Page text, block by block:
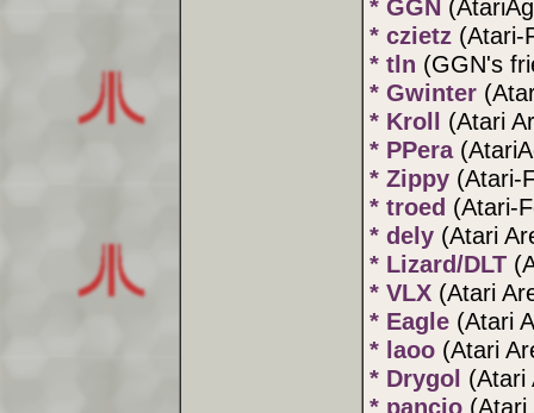
* GGN
* czietz (Atari-
* tln (GGN's
* Gwinter
* Kroll (Atari
* PPera
* Zippy (Atari-
* troed (Atari-
* dely (Atari
* Lizard/DLT
* VLX (Atari
* Eagle (Atari
* laoo (Atari
* Drygol (Atari
* pancio (Atari